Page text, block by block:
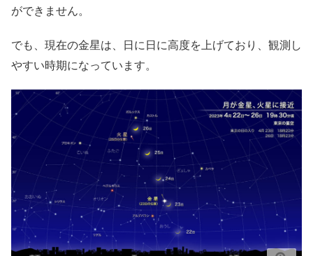
ができません。
でも、現在の金星は、日に日に高度を上げており、観測し
やすい時期になっています。